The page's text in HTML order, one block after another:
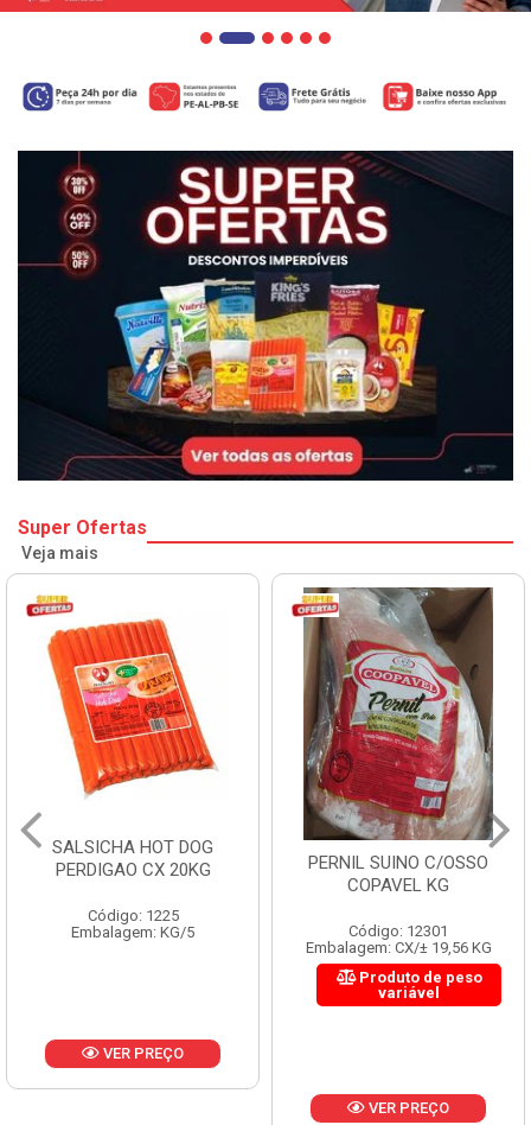
Super Ofertas
Veja mais
SALSICHA HOT DOG
PERDIGAO CX 20KG
Código: 1225
Embalagem: KG/5
VER PREÇO
PERNIL SUINO C/OSSO
COPAVEL KG
Código: 12301
Embalagem: CX/± 19,56 KG
Produto de peso
variável
VER PREÇO